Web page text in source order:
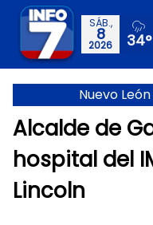
SÁB.,
8
2026 34°
Nuevo León
Alcalde de
hospital del
Lincoln